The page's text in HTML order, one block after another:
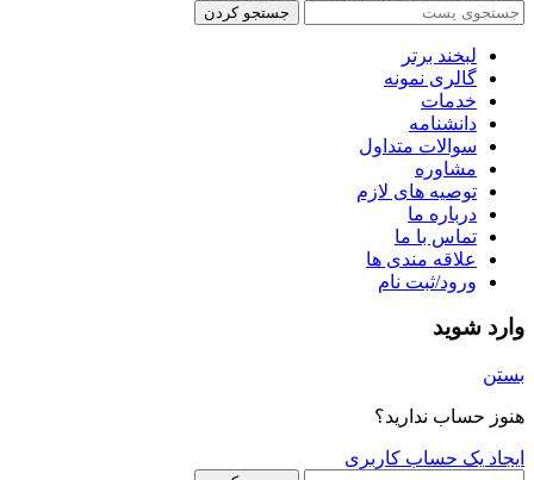
جستجو کردن
لبخند برتر
گالری نمونه
خدمات
دانشنامه
سوالات متداول
مشاوره
توصیه های لازم
درباره ما
تماس با ما
علاقه مندی ها
ورود/ثبت نام
وارد شوید
بستن
هنوز حساب ندارید؟
ایجاد یک حساب کاربری